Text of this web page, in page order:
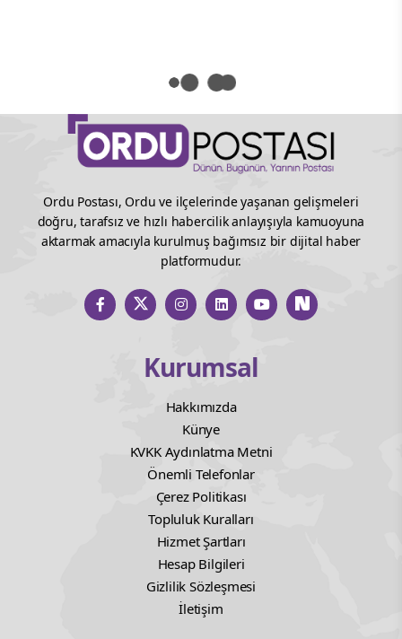
protein hem lif açısından önemli besinler
arasında yer alıyor. Tofu, soya sütü ve
fermente soya ürünleri yalnızca kaliteli
bitkisel protein sağlamakla kalmıyor,
aynı zamanda omega-3 ve omega-6 yağ
asitleri bakımından da oldukça zengin.
Fındık, badem, ceviz ve tuzsuz yer fıstığı
gibi kuruyemişlerin de protein ve lif
açısından zengin olması dikkat çekiyor.
sayesinde kolesterol seviyelerinin
dengelemesine katkı sağlıyor, aynı
zamanda E vitamini, magnezyum,
potasyum gibi önemli vitamin ve
mineralleri de içeriyor.
Tohumlar ve Tahıllar Damar Sağlığını
İstanbul Okan Üniversitesi